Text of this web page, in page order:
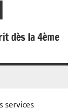
dès la 4ème
services